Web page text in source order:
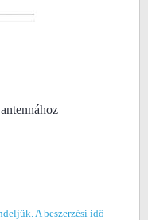
A beszerzési idő